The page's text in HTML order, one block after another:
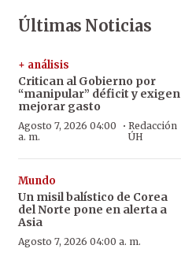
Últimas Noticias
+ análisis
Critican al Gobierno por
“manipular” déficit y exigen
mejorar gasto
Agosto 7, 2026 04:00
a. m.
· Redacción
ÚH
Mundo
Un misil balístico de Corea
del Norte pone en alerta a
Asia
Agosto 7, 2026 04:00 a. m.